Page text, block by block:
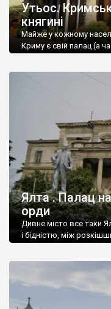
Утьос.
княгині
Майже у кожному
Криму є свій палац (а
Ялта . Палац
орди
Дивне місто все таки
і бідністю, між